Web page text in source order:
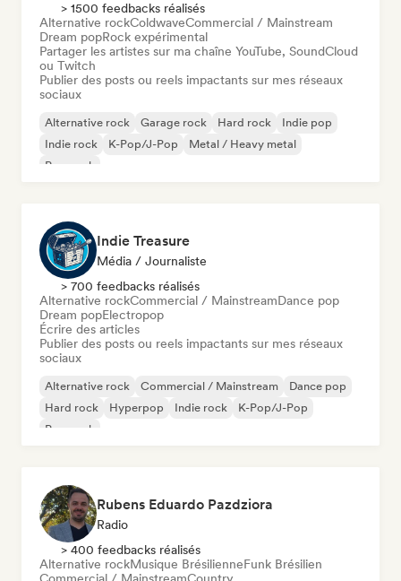
> 1500 feedbacks réalisés
Alternative rockColdwaveCommercial / Mainstream
Dream popRock expérimental
Partager les artistes sur ma chaîne YouTube, SoundCloud
ou Twitch
Publier des posts ou reels impactants sur mes réseaux
sociaux
Alternative rock Garage rock Hard rock
Indie pop
Indie rock
K-Pop/J-Pop
Metal / Heavy metal
Pop punk
Indie Treasure
Média / Journaliste
> 700 feedbacks réalisés
Alternative rockCommercial / MainstreamDance pop
Dream popElectropop
Écrire des articles
Publier des posts ou reels impactants sur mes réseaux
sociaux
Alternative rock Commercial / Mainstream
Dance pop
Hard rock
Hyperpop Indie rock
K-Pop/J-Pop
Pop punk
Rubens Eduardo Pazdziora
Radio
> 400 feedbacks réalisés
Alternative rockMusique BrésilienneFunk Brésilien